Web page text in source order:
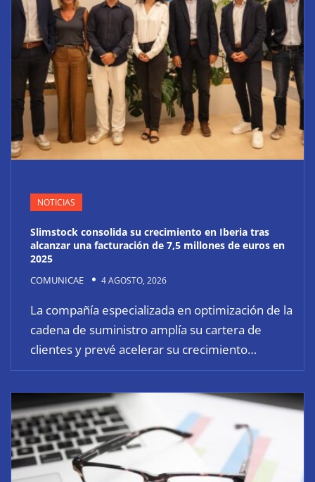
NOTICIAS
Slimstock consolida su crecimiento en Iberia tras
alcanzar una facturación de 7,5 millones de euros en
2025
COMUNICAE 4 AGOSTO, 2026
La compañía especializada en optimización de la
cadena de suministro amplía su cartera de
clientes y prevé acelerar su crecimiento…